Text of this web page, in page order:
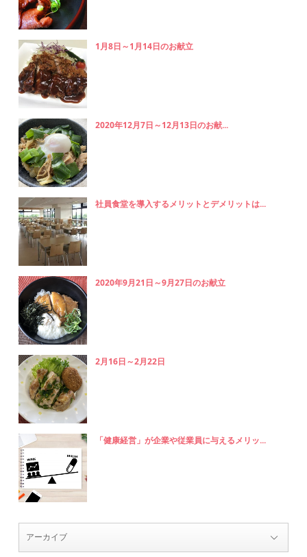
1月8日～1月14日のお献立
2020年12月7日～12月13日のお献...
社員食堂を導入するメリットとデメリットは...
2020年9月21日～9月27日のお献立
2月16日～2月22日
「健康経営」が企業や従業員に与えるメリッ...